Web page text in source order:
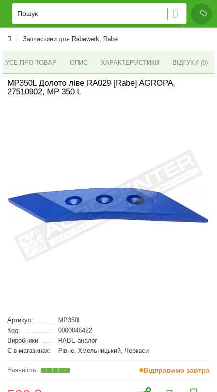
Запчастини для Rabewerk, Rabe
УСЕ ПРО ТОВАР ОПИС ХАРАКТЕРИСТИКИ ВІДГУКИ (0)
MP350L Долото ліве RA029 [Rabe] AGROPA,
27510902, MP 350 L
Артикул:
MP350L
Код:
0000046422
Виробники
RABE-аналог
Є в магазинах:
Рівне, Хмельницький, Черкаси
Відправимо завтра